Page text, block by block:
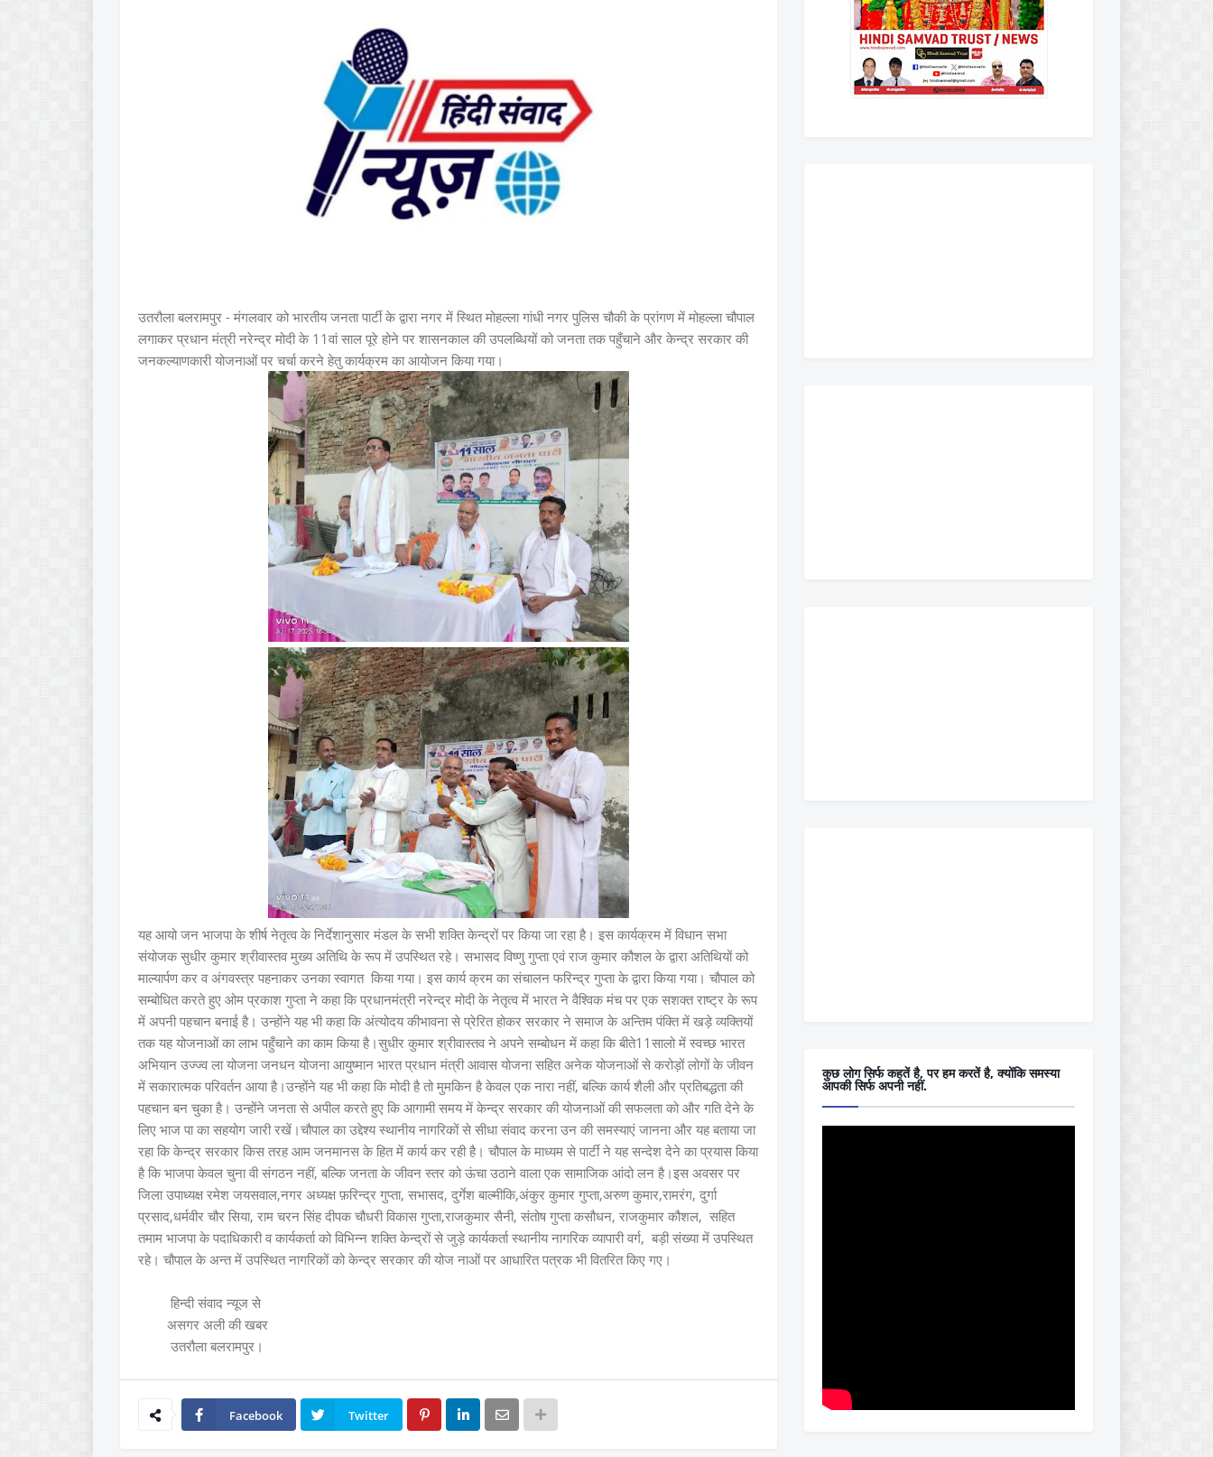
उतरौला बलरामपुर - मंगलवार को भारतीय जनता पार्टी के द्वारा नगर में स्थित मोहल्ला गांधी नगर पुलिस चौकी के प्रांगण में मोहल्ला चौपाल
लगाकर प्रधान मंत्री नरेन्द्र मोदी के 11वां साल पूरे होने पर शासनकाल की उपलब्धियों को जनता तक पहुँचाने और केन्द्र सरकार की
जनकल्याणकारी योजनाओं पर चर्चा करने हेतु कार्यक्रम का आयोजन किया गया।
यह आयो जन भाजपा के शीर्ष नेतृत्व के निर्देशानुसार मंडल के सभी शक्ति केन्द्रों पर किया जा रहा है। इस कार्यक्रम में विधान सभा
संयोजक सुधीर कुमार श्रीवास्तव मुख्य अतिथि के रूप में उपस्थित रहे। सभासद विष्णु गुप्ता एवं राज कुमार कौशल के द्वारा अतिथियों को
माल्यार्पण कर व अंगवस्त्र पहनाकर उनका स्वागत किया गया। इस कार्य क्रम का संचालन फरिन्द्र गुप्ता के द्वारा किया गया। चौपाल को
सम्बोधित करते हुए ओम प्रकाश गुप्ता ने कहा कि प्रधानमंत्री नरेन्द्र मोदी के नेतृत्व में भारत ने वैश्विक मंच पर एक सशक्त राष्ट्र के रूप
में अपनी पहचान बनाई है। उन्होंने यह भी कहा कि अंत्योदय कीभावना से प्रेरित होकर सरकार ने समाज के अन्तिम पंक्ति में खड़े व्यक्तियों
तक यह योजनाओं का लाभ पहुँचाने का काम किया है।सुधीर कुमार श्रीवास्तव ने अपने सम्बोधन में कहा कि बीते11सालो में स्वच्छ भारत
अभियान उज्ज्व ला योजना जनधन योजना आयुष्मान भारत प्रधान मंत्री आवास योजना सहित अनेक योजनाओं से करोड़ों लोगों के जीवन
में सकारात्मक परिवर्तन आया है।उन्होंने यह भी कहा कि मोदी है तो मुमकिन है केवल एक नारा नहीं, बल्कि कार्य शैली और प्रतिबद्धता की
पहचान बन चुका है। उन्होंने जनता से अपील करते हुए कि आगामी समय में केन्द्र सरकार की योजनाओं की सफलता को और गति देने के
लिए भाज पा का सहयोग जारी रखें।चौपाल का उद्देश्य स्थानीय नागरिकों से सीधा संवाद करना उन की समस्याएं जानना और यह बताया जा
रहा कि केन्द्र सरकार किस तरह आम जनमानस के हित में कार्य कर रही है। चौपाल के माध्यम से पार्टी ने यह सन्देश देने का प्रयास किया
है कि भाजपा केवल चुना वी संगठन नहीं, बल्कि जनता के जीवन स्तर को ऊंचा उठाने वाला एक सामाजिक आंदो लन है।इस अवसर पर
जिला उपाध्यक्ष रमेश जयसवाल,नगर अध्यक्ष फ़रिन्द्र गुप्ता, सभासद, दुर्गेश बाल्मीकि,अंकुर कुमार गुप्ता,अरुण कुमार,रामरंग, दुर्गा
प्रसाद,धर्मवीर चौर सिया, राम चरन सिंह दीपक चौधरी विकास गुप्ता,राजकुमार सैनी, संतोष गुप्ता कसौधन, राजकुमार कौशल, सहित
तमाम भाजपा के पदाधिकारी व कार्यकर्ता को विभिन्न शक्ति केन्द्रों से जुड़े कार्यकर्ता स्थानीय नागरिक व्यापारी वर्ग, बड़ी संख्या में उपस्थित
रहे। चौपाल के अन्त में उपस्थित नागरिकों को केन्द्र सरकार की योज नाओं पर आधारित पत्रक भी वितरित किए गए।
हिन्दी संवाद न्यूज से
असगर अली की खबर
उतरौला बलरामपुर।
Facebook Twitter
कुछ लोग सिर्फ कहतें है, पर हम करतें है, क्योंकि समस्या
आपकी सिर्फ अपनी नहीं.